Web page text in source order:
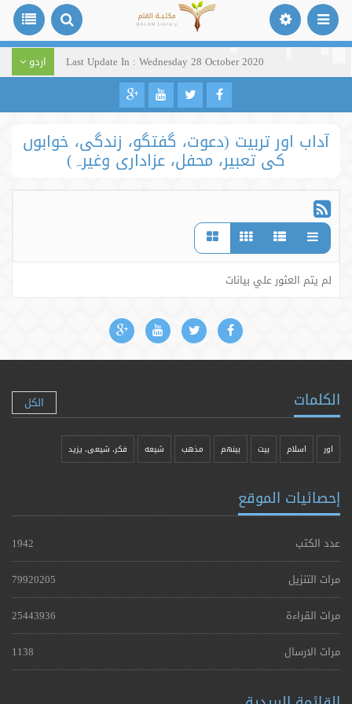
Last Update In : Wednesday 28 October 2020 اردو
آداب اور تربیت (دعوت، گفتگو، زندگی، خوابوں
کی تعبیر، محفل، عزاداری وغیرہ)
لم يتم العثور علي بيانات
الكلمات الكل
اور اسلام بیت بينهم مذهب شيعه فکر، شیعی، یزيد
إحصائيات الموقع
عدد الكتب
1942
مرات التنزيل
79920205
مرات القراءة
25443936
مرات الارسال
1138